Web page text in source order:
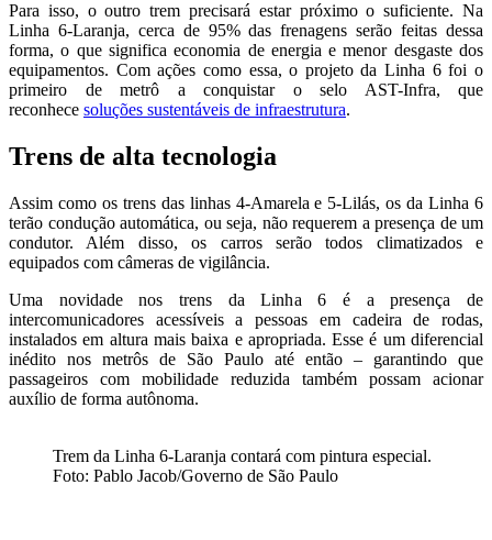
Para isso, o outro trem precisará estar próximo o suficiente. Na
Linha 6-Laranja, cerca de 95% das frenagens serão feitas dessa
forma, o que significa economia de energia e menor desgaste dos
equipamentos. Com ações como essa, o projeto da Linha 6 foi o
primeiro de metrô a conquistar o selo AST-Infra, que
reconhece soluções sustentáveis de infraestrutura.
Trens de alta tecnologia
Assim como os trens das linhas 4-Amarela e 5-Lilás, os da Linha 6
terão condução automática, ou seja, não requerem a presença de um
condutor. Além disso, os carros serão todos climatizados e
equipados com câmeras de vigilância.
Uma novidade nos trens da Linha 6 é a presença de
intercomunicadores acessíveis a pessoas em cadeira de rodas,
instalados em altura mais baixa e apropriada. Esse é um diferencial
inédito nos metrôs de São Paulo até então – garantindo que
passageiros com mobilidade reduzida também possam acionar
auxílio de forma autônoma.
Trem da Linha 6-Laranja contará com pintura especial.
Foto: Pablo Jacob/Governo de São Paulo